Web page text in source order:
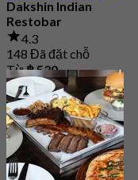
Dakshin Indian
Restobar
4.3
148 Đã đặt chỗ
Từ฿ 530